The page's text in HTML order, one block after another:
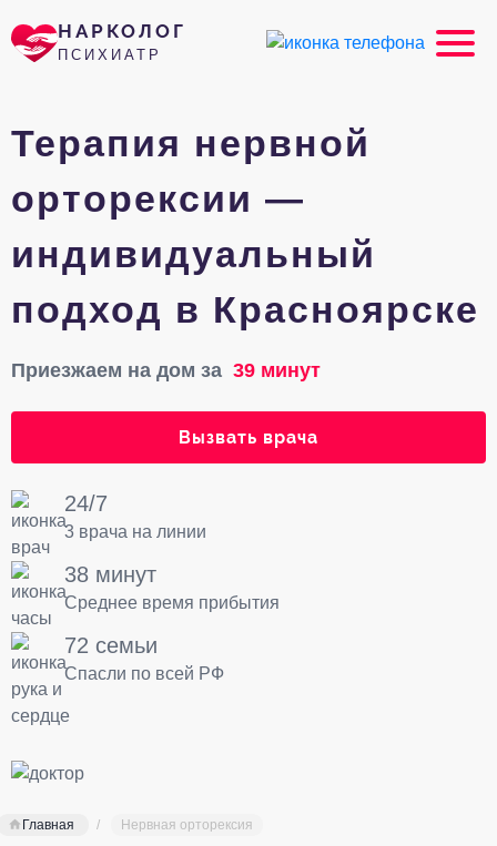
НАРКОЛОГ
ПСИХИАТР
Терапия нервной
орторексии —
индивидуальный
подход в Красноярске
Приезжаем на дом за 39 минут
Вызвать врача
24/7
3 врача на линии
38 минут
Среднее время прибытия
72 семьи
Спасли по всей РФ
Главная Нервная орторексия